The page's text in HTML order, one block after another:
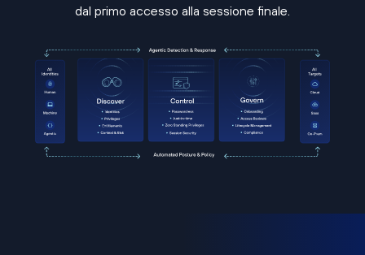
dal primo accesso alla sessione finale.